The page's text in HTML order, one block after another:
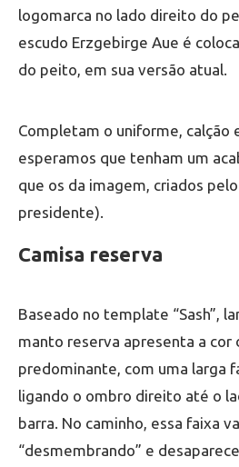
logomarca no lado direito do
escudo Erzgebirge Aue é
do peito, em sua versão atual.
Completam o uniforme, calção
esperamos que tenham um
que os da imagem, criados
presidente).
Camisa reserva
Baseado no template “Sash”,
manto reserva apresenta a cor
predominante, com uma larga
ligando o ombro direito até o
barra. No caminho, essa faixa
“desmembrando” e